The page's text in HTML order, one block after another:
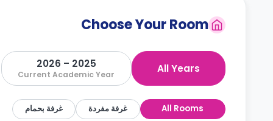
Choose Your Room
All Years
2025 – 2026
Current Academic Year
All Rooms غرفة مفردة غرفة بحمام